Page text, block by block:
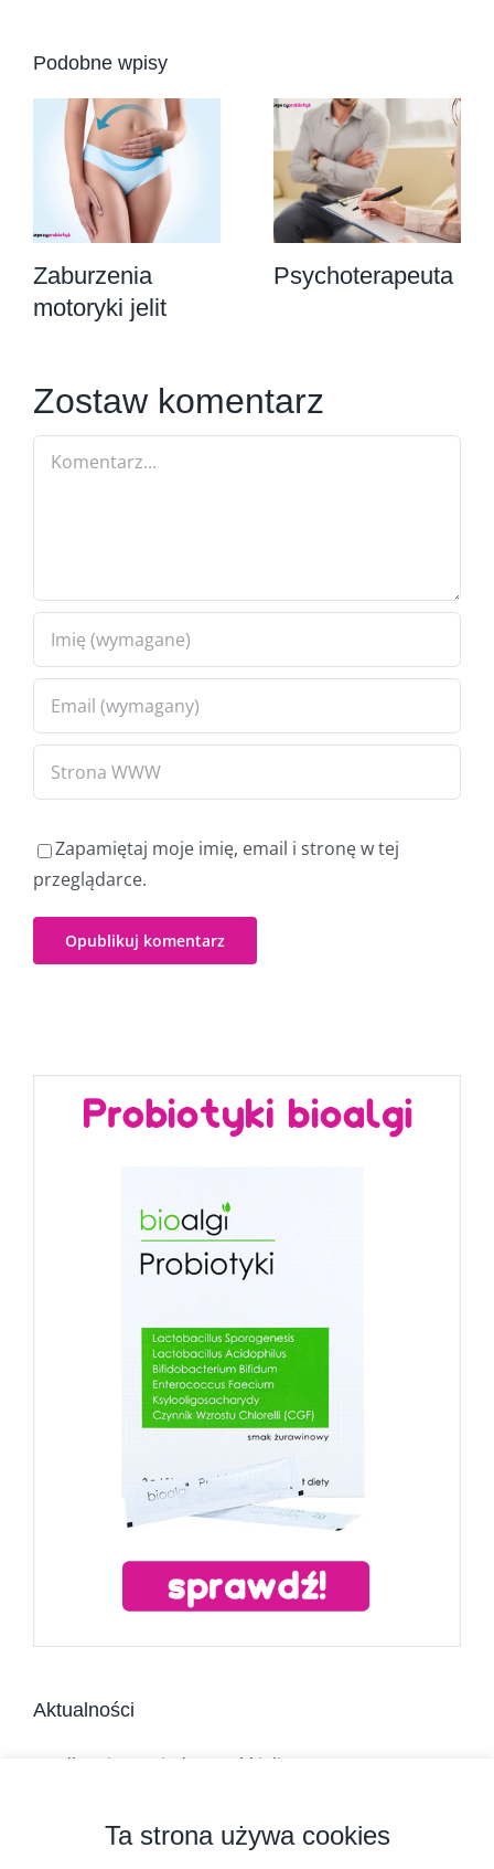
Podobne wpisy
Zaburzenia
motoryki jelit
Psychoterapeuta
Zostaw komentarz
Comment
Zapamiętaj moje imię, email i stronę w tej
przeglądarce.
Aktualności
Jadłospis na niedrożność jelit
Ta strona używa cookies